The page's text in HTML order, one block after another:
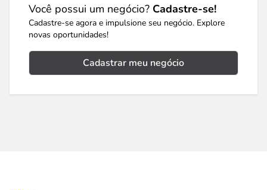
Você possui um negócio? Cadastre-se!
Cadastre-se agora e impulsione seu negócio. Explore
novas oportunidades!
Cadastrar meu negócio